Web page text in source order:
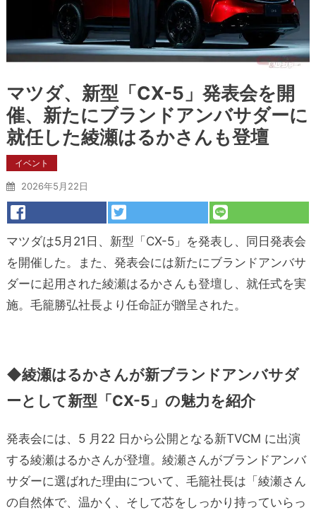
マツダ、新型「CX-5」発表会を開
催、新たにブランドアンバサダーに
就任した綾瀬はるかさんも登壇
イベント
2026年5月22日
マツダは5月21日、新型「CX-5」を発表し、同日発表会
を開催した。また、発表会には新たにブランドアンバサ
ダーに起用された綾瀬はるかさんも登壇し、就任式を実
施。毛籠勝弘社長より任命証が贈呈された。
◆綾瀬はるかさんが新ブランドアンバサダ
ーとして新型「CX-5」の魅力を紹介
発表会には、5 月22 日から公開となる新TVCM に出演
する綾瀬はるかさんが登壇。綾瀬さんがブランドアンバ
サダーに選ばれた理由について、毛籠社長は「綾瀬さん
の自然体で、温かく、そして芯をしっかり持っていらっ